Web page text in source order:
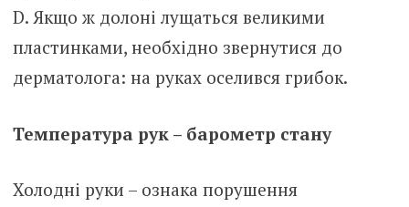
D. Якщо ж долоні лущаться великими
пластинками, необхідно звернутися до
дерматолога: на руках оселився грибок.
Температура рук – барометр стану
Холодні руки – ознака порушення